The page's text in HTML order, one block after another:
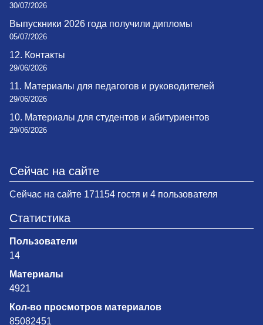
30/07/2026
Выпускники 2026 года получили дипломы
05/07/2026
12. Контакты
29/06/2026
11. Материалы для педагогов и руководителей
29/06/2026
10. Материалы для студентов и абитуриентов
29/06/2026
Сейчас на сайте
Сейчас на сайте 171154 гостя и 4 пользователя
Статистика
Пользователи
14
Материалы
4921
Кол-во просмотров материалов
85082451